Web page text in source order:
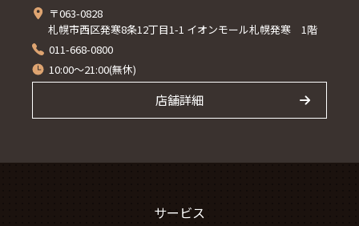
〒063-0828
札幌市西区発寒8条12丁目1-1 イオンモール札幌発寒 1階
011-668-0800
10:00～21:00(無休)
店舗詳細
サービス